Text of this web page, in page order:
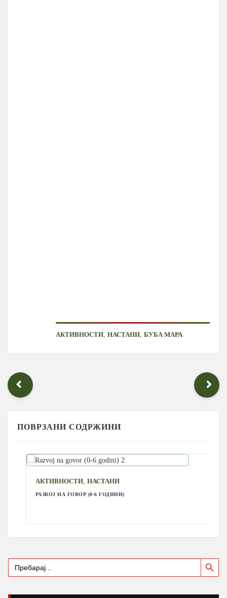
АКТИВНОСТИ ,НАСТАНИ ,БУБА МАРА
ПОВРЗАНИ СОДРЖИНИ
АКТИВНОСТИ,НАСТАНИ
РАЗВОЈ НА ГОВОР (0-6 ГОДИНИ)
Search
for:
Search Button